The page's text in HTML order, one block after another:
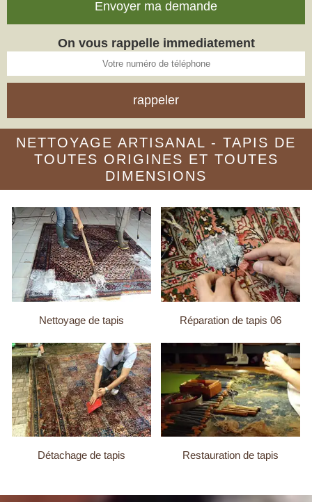
On vous rappelle immediatement
NETTOYAGE ARTISANAL - TAPIS DE
TOUTES ORIGINES ET TOUTES
DIMENSIONS
Nettoyage de tapis Réparation de tapis 06
Détachage de tapis Restauration de tapis